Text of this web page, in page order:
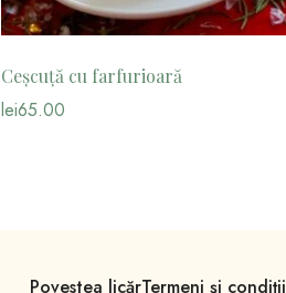
Ceșcuță cu farfurioară
lei65.00
Povestea licărTermeni și condiții